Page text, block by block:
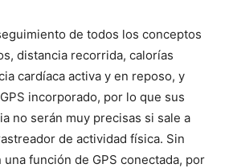
de todos los conceptos
distancia recorrida, calorías
cardíaca activa y en reposo, y
incorporado, por lo que sus
no serán muy precisas si sale a
de actividad física. Sin
función de GPS conectada, por